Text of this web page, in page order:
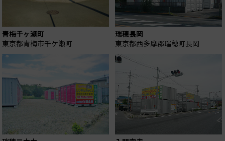
青梅千ヶ瀬町
東京都青梅市千ケ瀬町
瑞穂長岡
東京都西多摩郡瑞穂町長岡